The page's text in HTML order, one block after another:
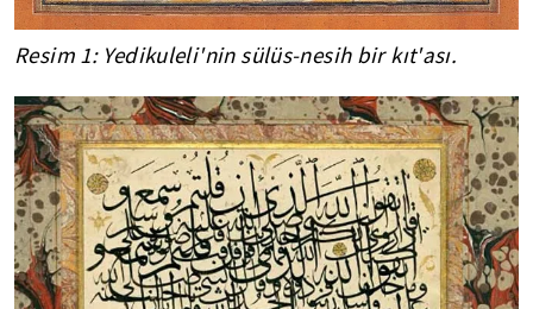
Resim 1: Yedikuleli'nin sülüs-nesih bir kıt'ası.